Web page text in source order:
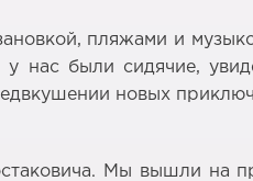
пляжами и
у нас были сидячие,
новых
Мы вышли на